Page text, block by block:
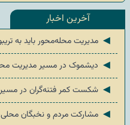
آخرین اخبار
◄ مدیریت محله‌محور باید به
◄ دیشموک در مسیر مدیریت
◄ شکست کمر فتنه‌گران در
◄ مشارکت مردم و نخبگان